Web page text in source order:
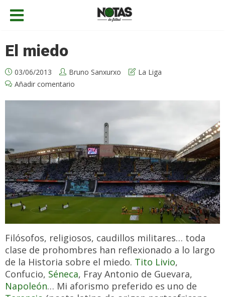
El miedo
03/06/2013 Bruno Sanxurxo
La Liga
Añadir comentario
Filósofos, religiosos, caudillos militares… toda
clase de prohombres han reflexionado a lo largo
de la Historia sobre el miedo. Tito Livio,
Confucio, Séneca, Fray Antonio de Guevara,
Napoleón… Mi aforismo preferido es uno de